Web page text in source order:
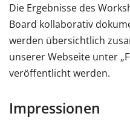
Die Ergebnisse des
Board kollaborativ
werden übersichtlich
unserer Webseite unter
veröffentlicht werden.
Impressionen